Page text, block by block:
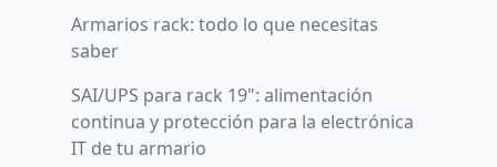
Armarios rack: todo lo que necesitas
saber
SAI/UPS para rack 19": alimentación
continua y protección para la electrónica
IT de tu armario